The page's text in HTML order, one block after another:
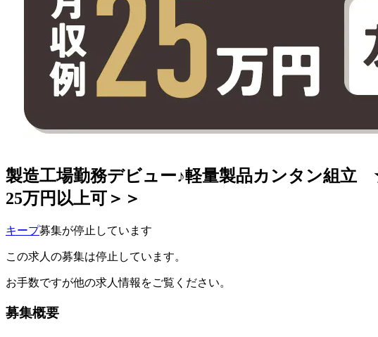
製造工場勤務デビュー♪軽量製品カンタン組
25万円以上可＞＞
キープ募集が停止しています
この求人の募集は停止しています。
お手数ですが他の求人情報をご覧ください。
募集概要